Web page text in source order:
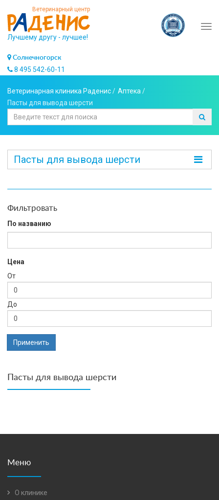
Ветеринарный центр
Лучшему другу - лучшее!
Солнечногорск
8 495 542-60-11
Ветеринарная клиника Раденис/ Аптека/
Пасты для вывода шерсти
Пасты для вывода шерсти
Фильтровать
По названию
Цена
От
До
Применить
Пасты для вывода шерсти
Меню
О клинике